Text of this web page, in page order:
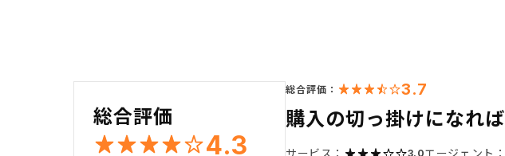
総合評価
4.3
総合評価： 3.7
購入の切っ掛けになれば
サービス： 3.0エージェント：